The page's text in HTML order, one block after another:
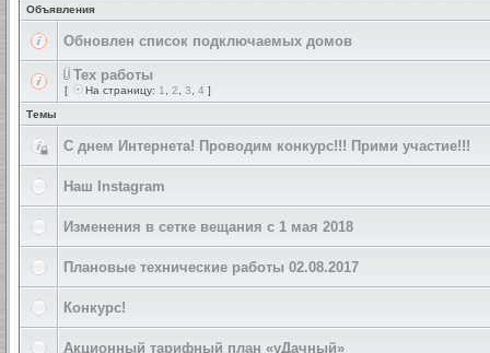
Объявления
Обновлен список подключаемых домов
Тех работы
[ На страницу: 1 2 3 4 ]
Темы
С днем Интернета! Проводим конкурс!!! Прими участие!!!
Наш Instagram
Изменения в сетке вещания с 1 мая 2018
Плановые технические работы 02.08.2017
Конкурс!
Акционный тарифный план «уДачный»